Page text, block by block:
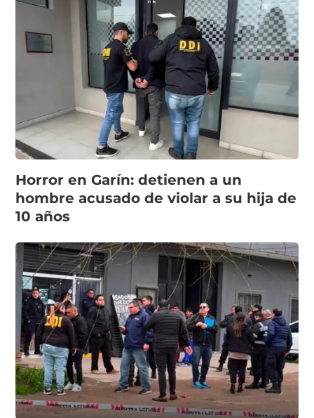
Horror en Garín: detienen a un
hombre acusado de violar a su hija de
10 años